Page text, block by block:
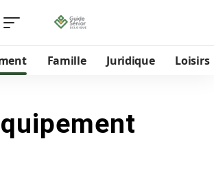
Famille Juridique Loisirs